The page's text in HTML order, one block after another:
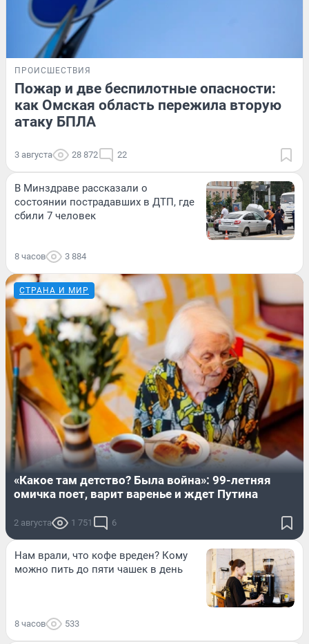
ПРОИСШЕСТВИЯ
Пожар и две беспилотные опасности:
как Омская область пережила вторую
атаку БПЛА
3 августа 28 872 22
В Минздраве рассказали о
состоянии пострадавших в ДТП, где
сбили 7 человек
8 часов 3 884
СТРАНА И МИР
«Какое там детство? Была война»: 99-летняя
омичка поет, варит варенье и ждет Путина
2 августа 1 751 6
Нам врали, что кофе вреден? Кому
можно пить до пяти чашек в день
8 часов 533